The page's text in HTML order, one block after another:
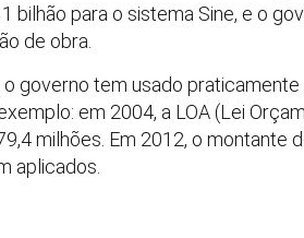
bilhão para o sistema Sine, e o
de obra.
o governo tem usado
em 2004, a LOA (Lei
milhões. Em 2012, o montante
aplicados.